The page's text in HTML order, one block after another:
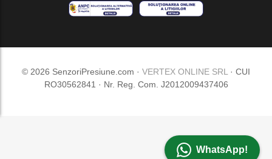
WhatsApp!
© 2026 SenzoriPresiune.com · VERTEX ONLINE SRL · CUI
RO30562841 · Nr. Reg. Com. J2012009437406